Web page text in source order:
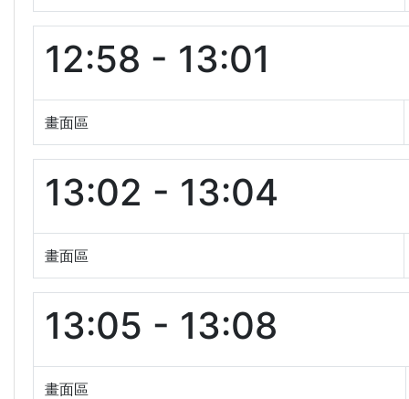
12:58 - 13:01
畫面區
13:02 - 13:04
畫面區
13:05 - 13:08
畫面區